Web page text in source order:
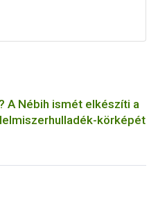
A Nébih ismét elkészíti a
körképét